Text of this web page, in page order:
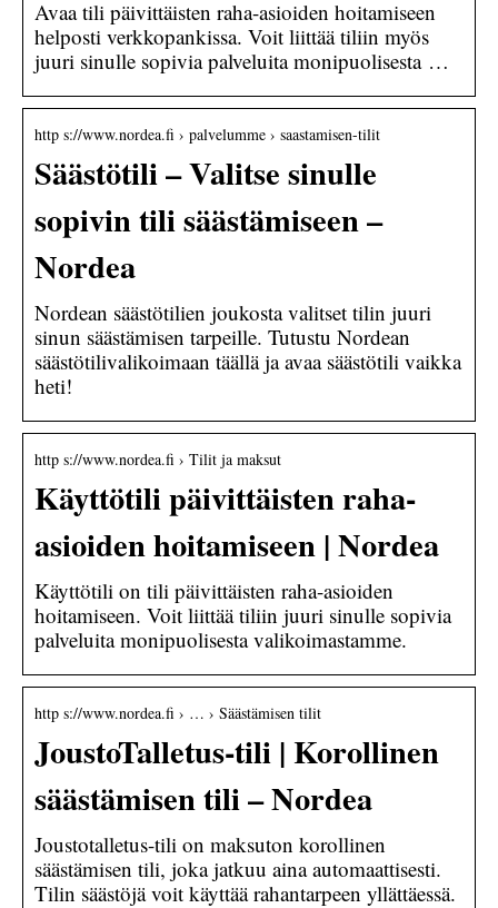
Avaa tili päivittäisten raha-asioiden hoitamiseen
helposti verkkopankissa. Voit liittää tiliin myös
juuri sinulle sopivia palveluita monipuolisesta …
http s://www.nordea.fi › palvelumme › saastamisen-tilit
Säästötili – Valitse sinulle
sopivin tili säästämiseen –
Nordea
Nordean säästötilien joukosta valitset tilin juuri
sinun säästämisen tarpeille. Tutustu Nordean
säästötilivalikoimaan täällä ja avaa säästötili vaikka
heti!
http s://www.nordea.fi › Tilit ja maksut
Käyttötili päivittäisten raha-
asioiden hoitamiseen | Nordea
Käyttötili on tili päivittäisten raha-asioiden
hoitamiseen. Voit liittää tiliin juuri sinulle sopivia
palveluita monipuolisesta valikoimastamme.
http s://www.nordea.fi › … › Säästämisen tilit
JoustoTalletus-tili | Korollinen
säästämisen tili – Nordea
Joustotalletus-tili on maksuton korollinen
säästämisen tili, joka jatkuu aina automaattisesti.
Tilin säästöjä voit käyttää rahantarpeen yllättäessä.